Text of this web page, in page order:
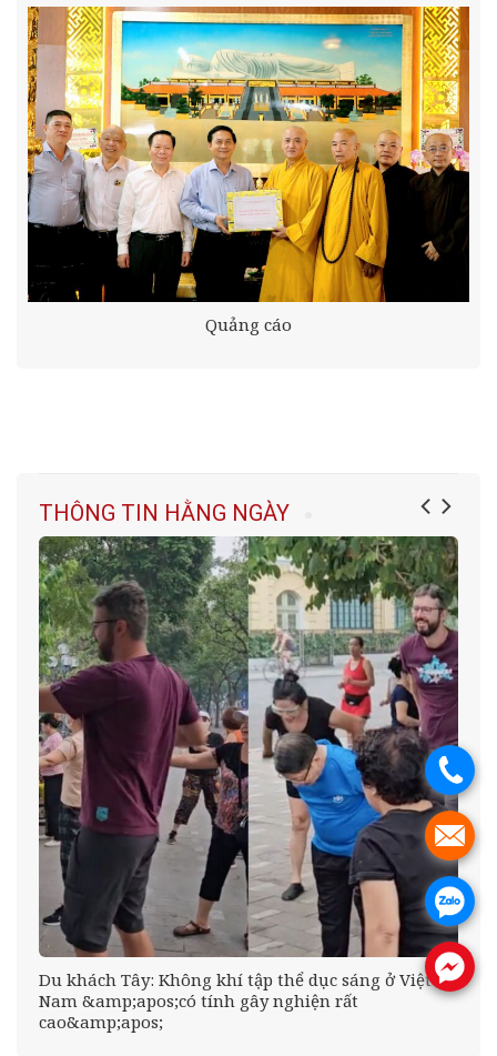
Quảng cáo
THÔNG TIN HẰNG NGÀY
Du khách Tây: Không khí tập thể dục sáng ở Việt
Nam &amp;apos;có tính gây nghiện rất
cao&amp;apos;
.
.
.
.